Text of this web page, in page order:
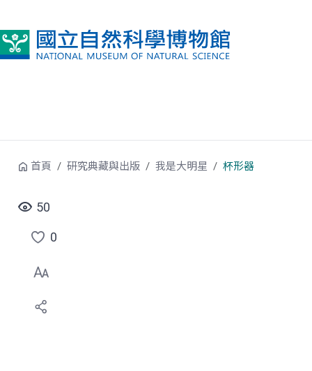
首頁 研究典藏與出版 我是大明星 杯形器
50
點
選
喜
0